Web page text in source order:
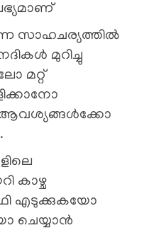
സാഹചര്യത്തിൽ
മുറിച്ചു
മറ്റ്
ആവശ്യങ്ങൾക്കോ
കാഴ്ച
എടുക്കുകയോ
ചെയ്യാൻ